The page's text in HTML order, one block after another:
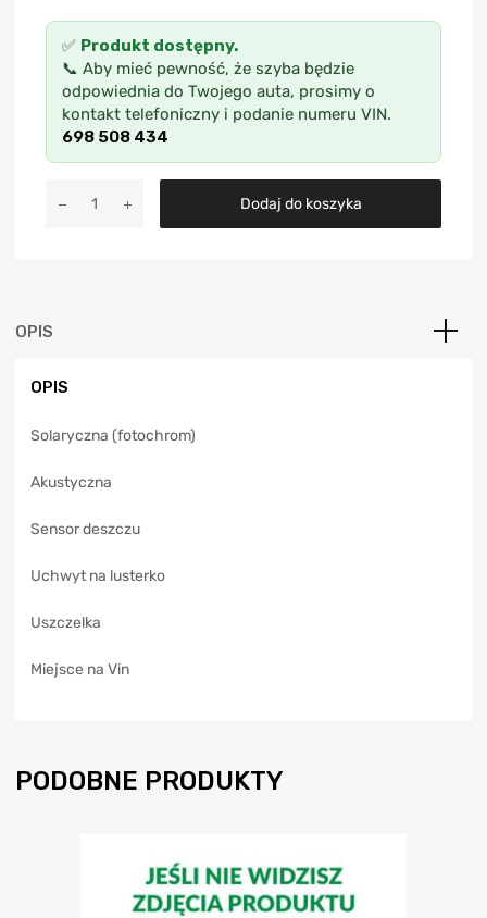
✅ Produkt dostępny.
📞 Aby mieć pewność, że szyba będzie
odpowiednia do Twojego auta, prosimy o
kontakt telefoniczny i podanie numeru VIN.
698 508 434
Dodaj do koszyka
a
OPIS
OPIS
Solaryczna (fotochrom)
Akustyczna
Sensor deszczu
Uchwyt na lusterko
Uszczelka
Miejsce na Vin
PODOBNE PRODUKTY